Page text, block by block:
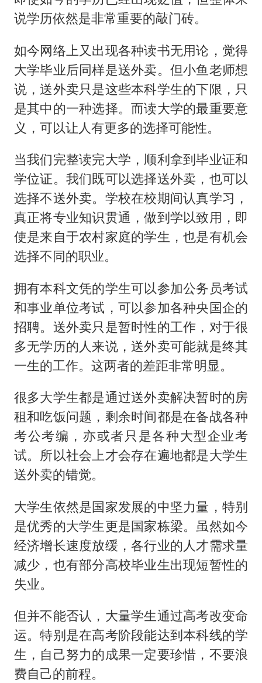
说学历依然是非常重要的敲门砖。
如今网络上又出现各种读书无用论，觉得
大学毕业后同样是送外卖。但小鱼老师想
说，送外卖只是这些本科学生的下限，只
是其中的一种选择。而读大学的最重要意
义，可以让人有更多的选择可能性。
当我们完整读完大学，顺利拿到毕业证和
学位证。我们既可以选择送外卖，也可以
选择不送外卖。学校在校期间认真学习，
真正将专业知识贯通，做到学以致用，即
使是来自于农村家庭的学生，也是有机会
选择不同的职业。
拥有本科文凭的学生可以参加公务员考试
和事业单位考试，可以参加各种央国企的
招聘。送外卖只是暂时性的工作，对于很
多无学历的人来说，送外卖可能就是终其
一生的工作。这两者的差距非常明显。
很多大学生都是通过送外卖解决暂时的房
租和吃饭问题，剩余时间都是在备战各种
考公考编，亦或者只是各种大型企业考
试。所以社会上才会存在遍地都是大学生
送外卖的错觉。
大学生依然是国家发展的中坚力量，特别
是优秀的大学生更是国家栋梁。虽然如今
经济增长速度放缓，各行业的人才需求量
减少，也有部分高校毕业生出现短暂性的
失业。
但并不能否认，大量学生通过高考改变命
运。特别是在高考阶段能达到本科线的学
生，自己努力的成果一定要珍惜，不要浪
费自己的前程。